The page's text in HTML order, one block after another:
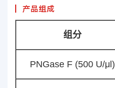
产品组成
组分
PNGase F (500 U/μl)